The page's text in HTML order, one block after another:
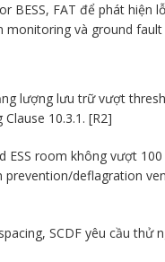
FAT để phát hiện
và ground
lượng lưu trữ vượt
10.3.1. [R2]
ESS room không vượt
deflagration
SCDF yêu cầu thử